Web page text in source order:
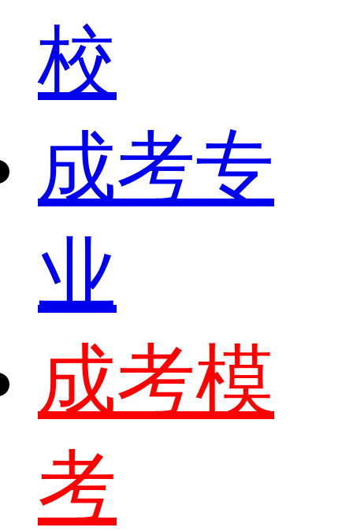
校
成考专
业
成考模
考